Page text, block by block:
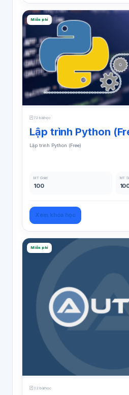
Miễn phí
72 bài học
Lập trình Python
Lập trình Python (Free)
MT Gold
100
MT
Xem khóa học
Miễn phí
32 bài học